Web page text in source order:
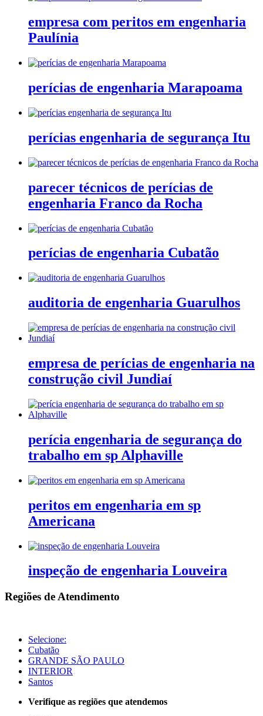
empresa com peritos em engenharia
Paulínia
perícias de engenharia Marapoama
perícias engenharia de segurança Itu
parecer técnicos de perícias de
engenharia Franco da Rocha
perícias de engenharia Cubatão
auditoria de engenharia Guarulhos
empresa de perícias de engenharia na
construção civil Jundiaí
perícia engenharia de segurança do
trabalho em sp Alphaville
peritos em engenharia em sp
Americana
inspeção de engenharia Louveira
Regiões de Atendimento
Selecione:
Cubatão
GRANDE SÃO PAULO
INTERIOR
Santos
Verifique as regiões que atendemos